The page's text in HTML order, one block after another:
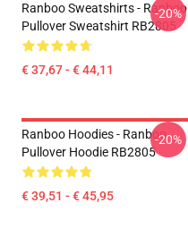
Ranboo Sweatshirts - Ranboo
Pullover Sweatshirt RB2805
€ 37,67 - € 44,11
-20%
Ranboo Hoodies - Ranboo
Pullover Hoodie RB2805
€ 39,51 - € 45,95
-20%